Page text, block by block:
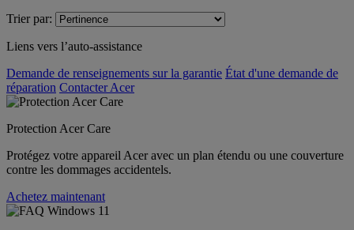
Trier par:
Liens vers l’auto-assistance
Demande de renseignements sur la garantie État d'une demande de
réparation Contacter Acer
Protection Acer Care
Protégez votre appareil Acer avec un plan étendu ou une couverture
contre les dommages accidentels.
Achetez maintenant